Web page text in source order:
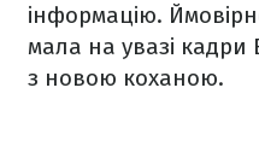
інформацію.
мала на увазі
з новою коханою.